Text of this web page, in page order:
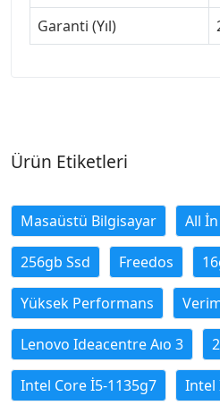
Garanti (Yıl)
Ürün Etiketleri
Masaüstü Bilgisayar All
256gb Ssd Freedos
Yüksek Performans
Lenovo Ideacentre Aıo 3
Intel Core İ5-1135g7 Intel